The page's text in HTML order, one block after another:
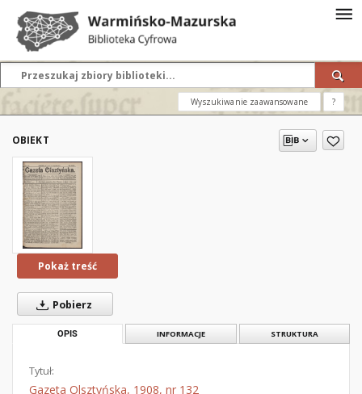
Wyszukiwanie zaawansowane ?
OBIEKT
Pokaż treść
Pobierz
OPIS INFORMACJE STRUKTURA
Tytuł:
Gazeta Olsztyńska, 1908, nr 132